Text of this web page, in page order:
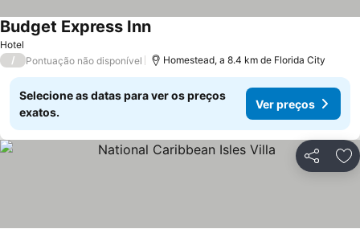
Hotel
Budget Express InnVer preços
/ Pontuação não disponível Homestead, a 8.4 km de Florida City
Selecione as datas para ver os preços
exatos.
Ver preços
Partilhar